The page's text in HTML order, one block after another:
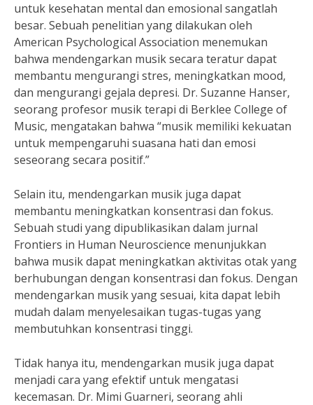
untuk kesehatan mental dan emosional sangatlah
besar. Sebuah penelitian yang dilakukan oleh
American Psychological Association menemukan
bahwa mendengarkan musik secara teratur dapat
membantu mengurangi stres, meningkatkan mood,
dan mengurangi gejala depresi. Dr. Suzanne Hanser,
seorang profesor musik terapi di Berklee College of
Music, mengatakan bahwa “musik memiliki kekuatan
untuk mempengaruhi suasana hati dan emosi
seseorang secara positif.”
Selain itu, mendengarkan musik juga dapat
membantu meningkatkan konsentrasi dan fokus.
Sebuah studi yang dipublikasikan dalam jurnal
Frontiers in Human Neuroscience menunjukkan
bahwa musik dapat meningkatkan aktivitas otak yang
berhubungan dengan konsentrasi dan fokus. Dengan
mendengarkan musik yang sesuai, kita dapat lebih
mudah dalam menyelesaikan tugas-tugas yang
membutuhkan konsentrasi tinggi.
Tidak hanya itu, mendengarkan musik juga dapat
menjadi cara yang efektif untuk mengatasi
kecemasan. Dr. Mimi Guarneri, seorang ahli